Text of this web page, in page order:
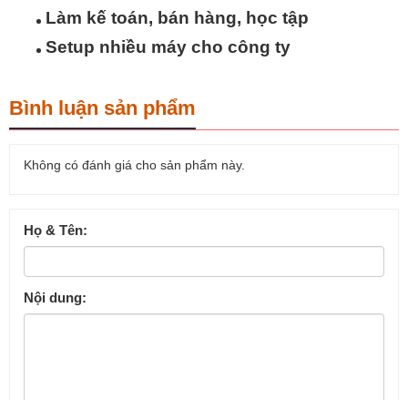
Làm kế toán, bán hàng, học tập
Setup nhiều máy cho công ty
Bình luận sản phẩm
Không có đánh giá cho sản phẩm này.
Họ & Tên:
Nội dung: